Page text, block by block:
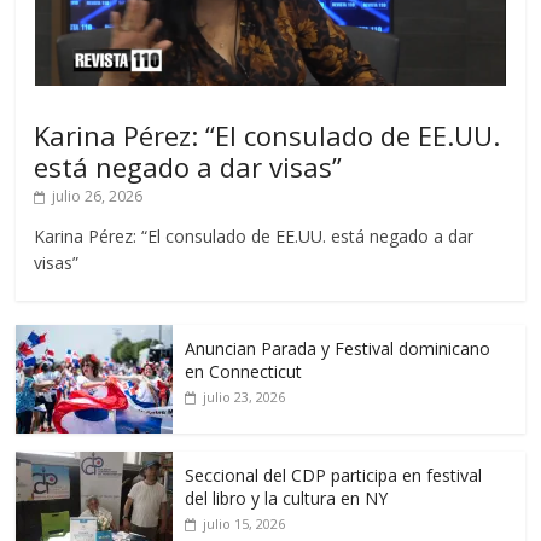
Karina Pérez: “El consulado de EE.UU.
está negado a dar visas”
julio 26, 2026
Karina Pérez: “El consulado de EE.UU. está negado a dar
visas”
Anuncian Parada y Festival dominicano
en Connecticut
julio 23, 2026
Seccional del CDP participa en festival
del libro y la cultura en NY
julio 15, 2026